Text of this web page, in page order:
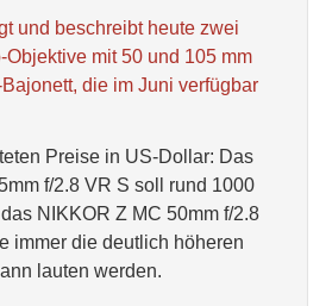
und beschreibt heute zwei
Objektive mit 50 und 105 mm
die im Juni verfügbar
Preise in US-Dollar: Das
f/2.8 VR S soll rund 1000
NIKKOR Z MC 50mm f/2.8
immer die deutlich höheren
lauten werden.